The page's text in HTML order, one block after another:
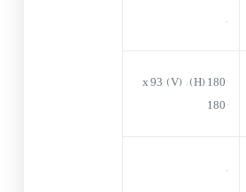
–
180° (H) x 93° (V)
–
180°
–